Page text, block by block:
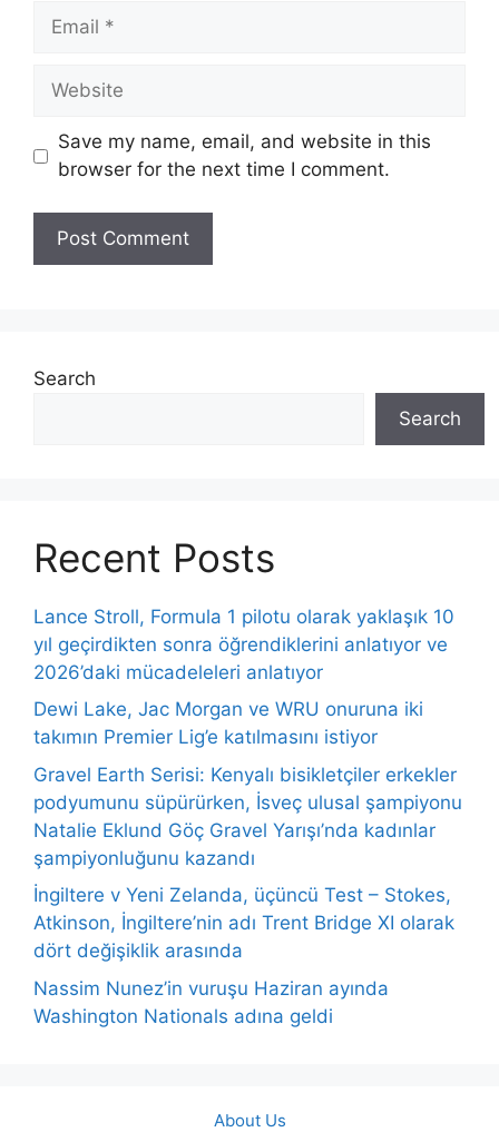
Email
Website
Save my name, email, and website in this
browser for the next time I comment.
Search
Search
Recent Posts
Lance Stroll, Formula 1 pilotu olarak yaklaşık 10
yıl geçirdikten sonra öğrendiklerini anlatıyor ve
2026’daki mücadeleleri anlatıyor
Dewi Lake, Jac Morgan ve WRU onuruna iki
takımın Premier Lig’e katılmasını istiyor
Gravel Earth Serisi: Kenyalı bisikletçiler erkekler
podyumunu süpürürken, İsveç ulusal şampiyonu
Natalie Eklund Göç Gravel Yarışı’nda kadınlar
şampiyonluğunu kazandı
İngiltere v Yeni Zelanda, üçüncü Test – Stokes,
Atkinson, İngiltere’nin adı Trent Bridge XI olarak
dört değişiklik arasında
Nassim Nunez’in vuruşu Haziran ayında
Washington Nationals adına geldi
About Us